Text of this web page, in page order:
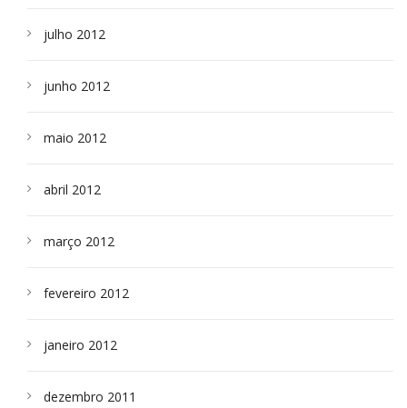
julho 2012
junho 2012
maio 2012
abril 2012
março 2012
fevereiro 2012
janeiro 2012
dezembro 2011